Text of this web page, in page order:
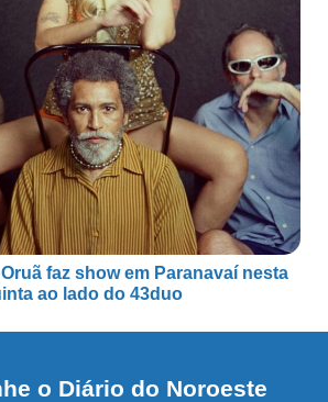
faz show em Paranavaí nesta
ao lado do 43duo
o Diário do Noroeste